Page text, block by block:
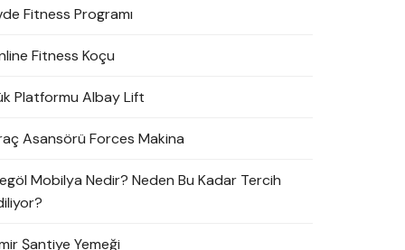
Fitness Programı
Fitness Koçu
Platformu Albay Lift
Asansörü Forces Makina
Mobilya Nedir? Neden Bu Kadar Tercih
Şantiye Yemeği